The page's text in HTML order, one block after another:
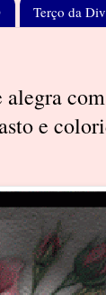
Terço da
e